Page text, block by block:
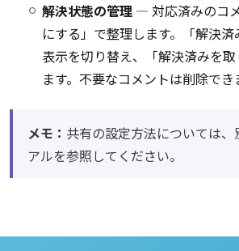
解決状態の管理 ― 対応済みのコ
にする」で整理します。「解決
表示を切り替え、「解決済みを
ます。不要なコメントは削除でき
メモ： 共有の設定方法については
アルを参照してください。